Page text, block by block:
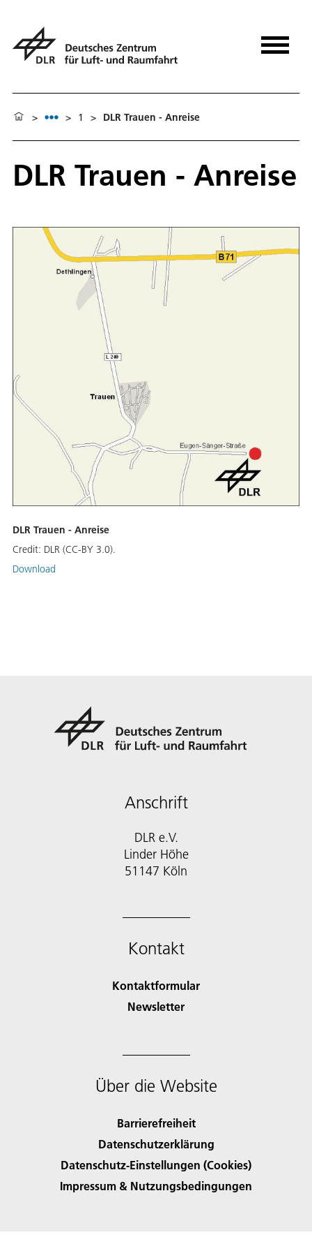
> > 1 > DLR Trauen - Anreise
DLR Trauen - Anreise
DLR Trauen - Anreise
Credit: DLR (CC-BY 3.0).
Download
Anschrift
DLR e.V.
Linder Höhe
51147 Köln
Kontakt
Kontaktformular
Newsletter
Über die Website
Barrierefreiheit
Datenschutzerklärung
Datenschutz-Einstellungen (Cookies)
Impressum & Nutzungsbedingungen